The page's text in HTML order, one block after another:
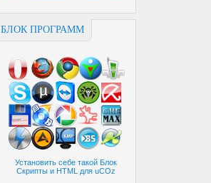
БЛОК ПРОГРАММ
Установить себе такой Блок
Скрипты и HTML для uCOz